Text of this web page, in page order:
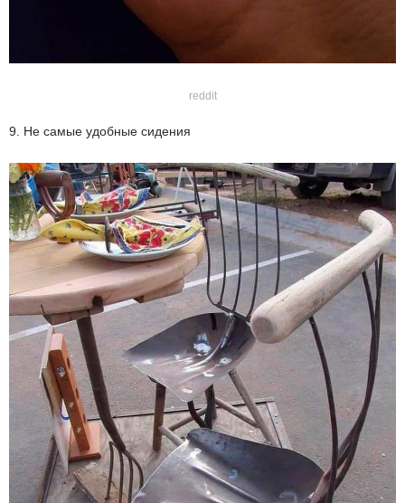
reddit
9. Не самые удобные сидения